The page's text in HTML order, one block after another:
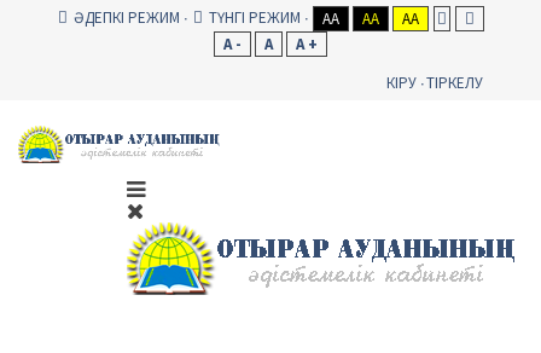
ӘДЕПКІ РЕЖИМ ТҮНГІ РЕЖИМ AA AA
AA
A -
A
A +
КІРУ ТІРКЕЛУ